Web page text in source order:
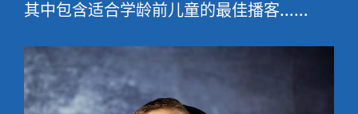
其中包含适合学龄前儿童的最佳播客……